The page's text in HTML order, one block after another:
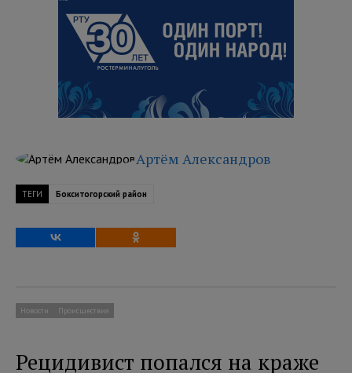
Артём Александров
ТЕГИ Бокситогорский район
Новости Происшествия
Рецидивист попался на краже